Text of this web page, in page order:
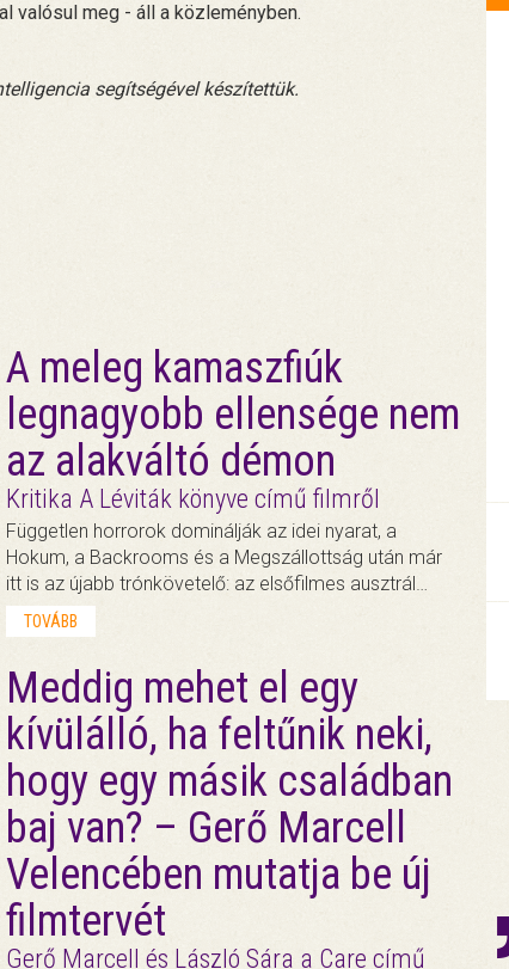
valósul meg - áll a közleményben.
segítségével készítettük.
A meleg kamaszfiúk
legnagyobb ellensége nem
az alakváltó démon
Kritika A Léviták könyve című filmről
Független horrorok dominálják az idei nyarat, a
Hokum, a Backrooms és a Megszállottság után már
itt is az újabb trónkövetelő: az elsőfilmes ausztrál…
TOVÁBB
Meddig mehet el egy
kívülálló, ha feltűnik neki,
hogy egy másik családban
baj van? – Gerő Marcell
Velencében mutatja be új
filmtervét
Gerő Marcell és László Sára a Care című